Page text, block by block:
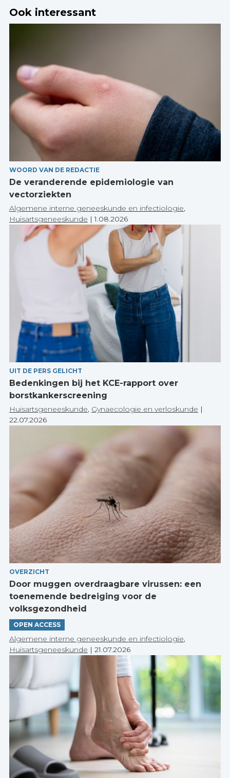
Ook interessant
WOORD VAN DE REDACTIE
De veranderende epidemiologie van
vectorziekten
Algemene interne geneeskunde en infectiologie,
Huisartsgeneeskunde |1.08.2026
UIT DE PERS GELICHT
Bedenkingen bij het KCE-rapport over
borstkankerscreening
Huisartsgeneeskunde, Gynaecologie en verloskunde |
22.07.2026
OVERZICHT
Door muggen overdraagbare virussen: een
toenemende bedreiging voor de
volksgezondheid
OPEN ACCESS
Algemene interne geneeskunde en infectiologie,
Huisartsgeneeskunde | 21.07.2026